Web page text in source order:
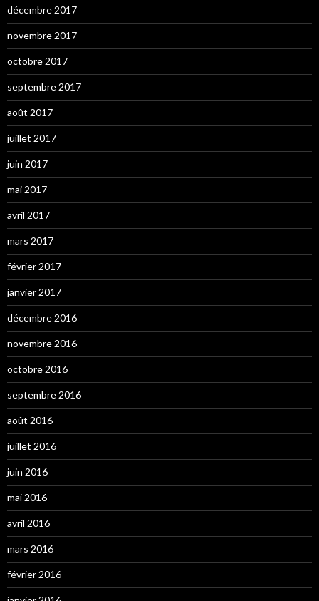
décembre 2017
novembre 2017
octobre 2017
septembre 2017
août 2017
juillet 2017
juin 2017
mai 2017
avril 2017
mars 2017
février 2017
janvier 2017
décembre 2016
novembre 2016
octobre 2016
septembre 2016
août 2016
juillet 2016
juin 2016
mai 2016
avril 2016
mars 2016
février 2016